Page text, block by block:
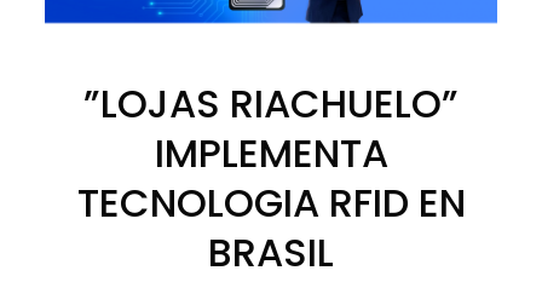
”LOJAS RIACHUELO”
IMPLEMENTA
TECNOLOGIA RFID EN
BRASIL